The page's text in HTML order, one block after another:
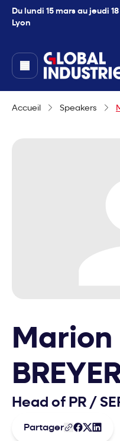
Du lundi 15 mars au jeudi
Lyon
page.home
Accueil Speakers
Marion
Head of PR /
Partager